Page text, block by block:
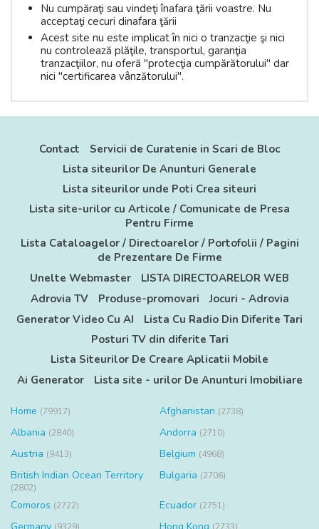
Nu cumpăraţi sau vindeţi înafara ţării voastre. Nu
acceptaţi cecuri dinafara ţării
Acest site nu este implicat în nici o tranzacţie şi nici
nu controlează plăţile, transportul, garanţia
tranzacţiilor, nu oferă "protecţia cumpărătorului" dar
nici "certificarea vânzătorului".
Contact
Servicii de Curatenie in Scari de Bloc
Lista siteurilor De Anunturi Generale
Lista siteurilor unde Poti Crea siteuri
Lista site-urilor cu Articole / Comunicate de Presa
Pentru Firme
Lista Cataloagelor / Directoarelor / Portofolii / Pagini
de Prezentare De Firme
Unelte Webmaster
LISTA DIRECTOARELOR WEB
Adrovia TV
Produse-promovari
Jocuri - Adrovia
Generator Video Cu AI
Lista Cu Radio Din Diferite Tari
Posturi TV din diferite Tari
Lista Siteurilor De Creare Aplicatii Mobile
Ai Generator
Lista site - urilor De Anunturi Imobiliare
Home (79917) Afghanistan (2738)
Albania (2840) Andorra (2710)
Austria (9413) Belgium (4968)
British Indian Ocean Territory
(2802)
Bulgaria (2706)
Comoros (2722) Ecuador (2751)
Germany (9329) Hong Kong (2733)